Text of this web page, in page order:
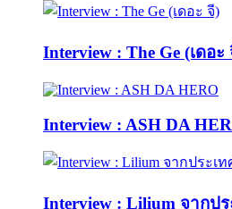
Interview : The Ge (เดอะ
Interview : ASH DA
Interview : Lilium จากป